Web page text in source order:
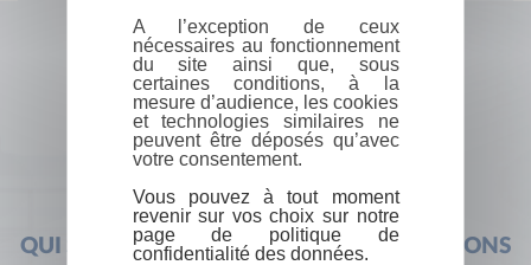
QUI SOMMES-NOUS ? FOIRE AUX QUESTIONS
A l’exception de ceux
nécessaires au fonctionnement
du site ainsi que, sous
certaines conditions, à la
mesure d’audience, les cookies
et technologies similaires ne
peuvent être déposés qu’avec
votre consentement.
Vous pouvez à tout moment
revenir sur vos choix sur notre
page de politique de
confidentialité des données.